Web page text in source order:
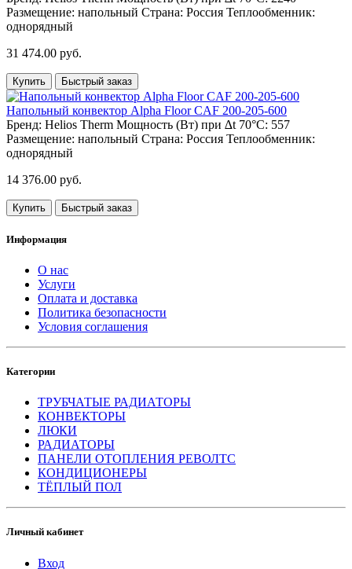
Размещение: напольный Страна: Россия Теплообменник:
однорядный
31 474.00 руб.
Купить Быстрый заказ
Напольный конвектор Alpha Floor CAF 200-205-600
Бренд: Helios Therm Мощность (Вт) при ∆t 70°C: 557
Размещение: напольный Страна: Россия Теплообменник:
однорядный
14 376.00 руб.
Купить Быстрый заказ
Информация
О нас
Услуги
Оплата и доставка
Политика безопасности
Условия соглашения
Категории
ТРУБЧАТЫЕ РАДИАТОРЫ
КОНВЕКТОРЫ
ЛЮКИ
РАДИАТОРЫ
ПАНЕЛИ ОТОПЛЕНИЯ РЕВОЛТС
КОНДИЦИОНЕРЫ
ТЁПЛЫЙ ПОЛ
Личный кабинет
Вход